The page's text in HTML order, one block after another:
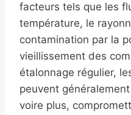
facteurs tels que les
température, le
contamination par la
vieillissement des
étalonnage régulier,
peuvent
voire plus,